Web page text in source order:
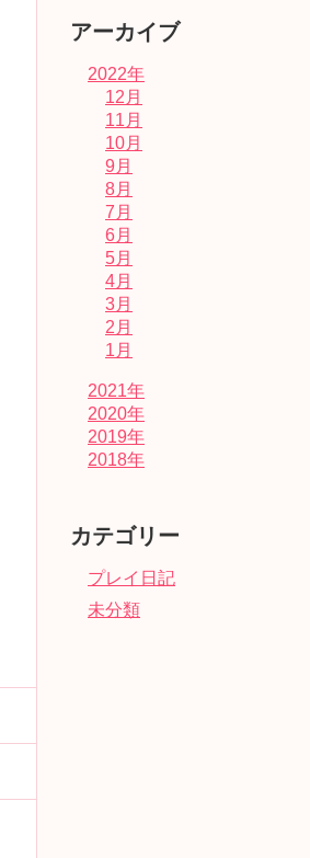
アーカイブ
2022年
12月
11月
10月
9月
8月
7月
6月
5月
4月
3月
2月
1月
2021年
2020年
2019年
2018年
カテゴリー
プレイ日記
未分類